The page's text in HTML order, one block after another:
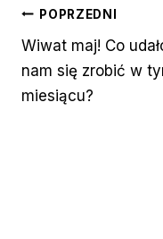
Nawigacja
wpisu
POPRZEDNI
Wiwat maj! Co
nam się zrobić w
miesiącu?